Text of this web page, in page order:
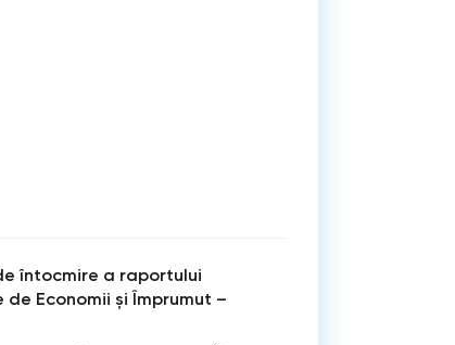
întocmire a raportului
Economii și Împrumut –